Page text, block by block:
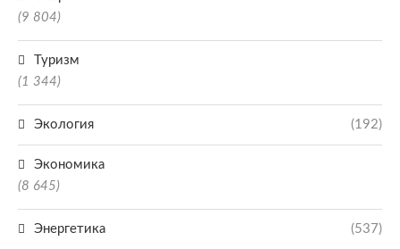
(9 804)
Туризм
(1 344)
Экология (192)
Экономика
(8 645)
Энергетика (537)